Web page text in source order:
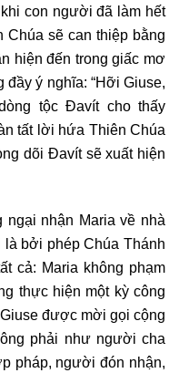
con người đã làm hết
sẽ can thiệp bằng
hiện đến trong giấc mơ
đầy ý nghĩa: “Hỡi Giuse,
tộc Đavít cho thấy
tất lời hứa Thiên Chúa
dõi Đavít sẽ xuất hiện
ngại nhận Maria về nhà
là bởi phép Chúa Thánh
cả: Maria không phạm
thực hiện một kỳ công
được mời gọi cộng
phải như người cha
pháp, người đón nhận,